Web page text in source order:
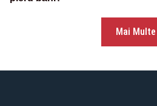
Mai Multe